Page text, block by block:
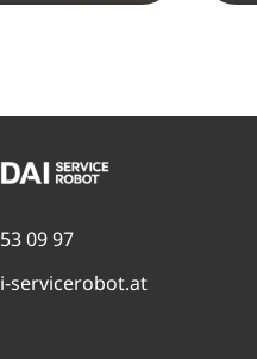
09 97
servicerobot.at